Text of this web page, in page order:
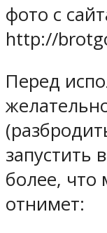
фото с
http://
Перед
запустить
более, что
отнимет: